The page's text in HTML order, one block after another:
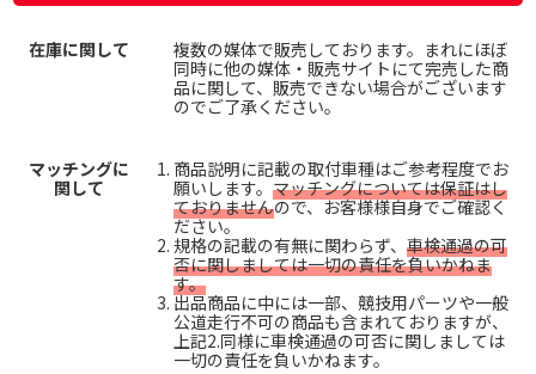
在庫に関して
複数の媒体で販売しております。まれにほぼ
同時に他の媒体・販売サイトにて完売した商
品に関して、販売できない場合がございます
のでご了承ください。
マッチングに
関して
商品説明に記載の取付車種はご参考程度でお
願いします。 マッチングについては保証はし
ておりませんので、お客様様自身でご確認く
ださい。
規格の記載の有無に関わらず、 車検通過の可
否に関しましては一切の責任を負いかねま
す。
出品商品に中には一部、競技用パーツや一般
公道走行不可の商品も含まれておりますが、
上記2.同様に車検通過の可否に関しましては
一切の責任を負いかねます。